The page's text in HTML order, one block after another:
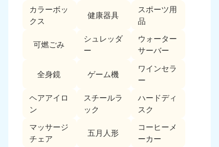
カラーボッ
クス
健康器具
スポーツ用
品
可燃ごみ
シュレッダ
ー
ウォーター
サーバー
全身鏡 ゲーム機
ワインセラ
ー
ヘアアイロ
ン
スチールラ
ック
ハードディ
スク
マッサージ
チェア
五月人形
コーヒーメ
ーカー
北海道・東北
050-1881-5277
9:00〜19:00 年中無休
050-1881-5276
9:00〜19:00 年中無休
岩手県
9:00〜19:00 年中無休 9:00〜19:00 年中無休
050-1881-5273
9:00〜19:00 年中無休
050-1881-5272
9:00〜19:00 年中無休